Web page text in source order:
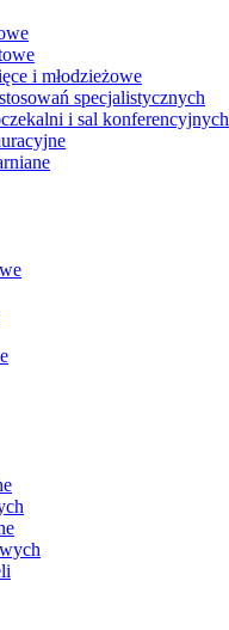
i młodzieżowe
specjalistycznych
i sal konferencyjnych